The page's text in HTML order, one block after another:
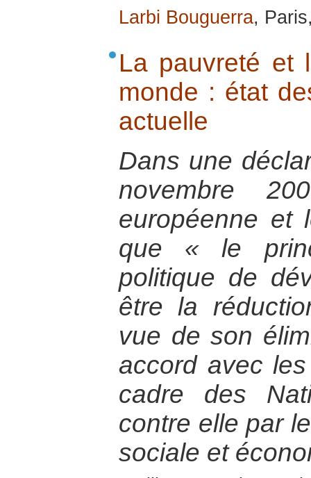
Larbi Bouguerra,
La pauvreté et
monde : état
actuelle
Dans une
novembre
européenne et
que « le
politique de
être la
vue de son
accord avec
cadre des
contre elle par
sociale et